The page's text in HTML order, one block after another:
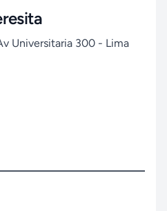
Universitaria 300 - Lima